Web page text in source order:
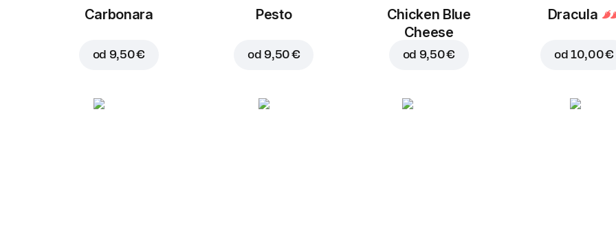
Carbonara
od 9,50 €
Pesto
od 9,50 €
Chicken Blue
Cheese
od 9,50 €
Dracula
od 10,00 €